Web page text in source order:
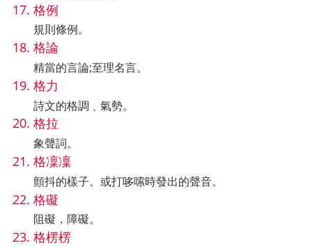
格例
規則條例。
格論
精當的言論;至理名言。
格力
詩文的格調﹑氣勢。
格拉
象聲詞。
格凜凜
顫抖的樣子。或打哆嗦時發出的聲音。
格礙
阻礙，障礙。
格楞楞